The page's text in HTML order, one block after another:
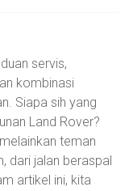
servis,
kombinasi
Siapa sih yang
Land Rover?
teman
dari jalan beraspal
artikel ini, kita